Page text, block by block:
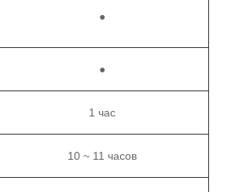
●
●
1 час
10 ~ 11 часов